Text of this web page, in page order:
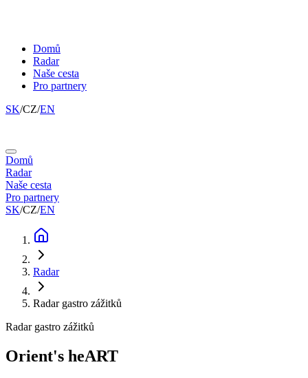
Domů
Radar
Naše cesta
Pro partnery
SK/CZ/EN
Domů
Radar
Naše cesta
Pro partnery
SK/CZ/EN
Radar
Radar gastro zážitků
Radar gastro zážitků
Orient's heART